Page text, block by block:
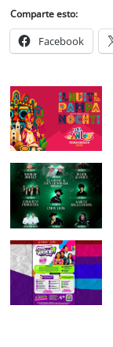
Comparte esto:
Facebook